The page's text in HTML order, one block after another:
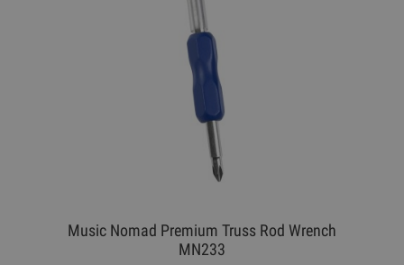
Music Nomad Premium Truss Rod Wrench
MN233